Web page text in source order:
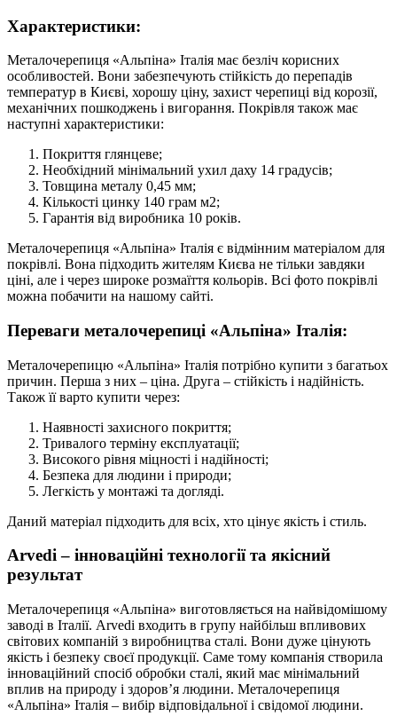
Характеристики:
Металочерепиця «Альпіна» Італія має безліч корисних
особливостей. Вони забезпечують стійкість до перепадів
температур в Києві, хорошу ціну, захист черепиці від корозії,
механічних пошкоджень і вигорання. Покрівля також має
наступні характеристики:
Покриття глянцеве;
Необхідний мінімальний ухил даху 14 градусів;
Товщина металу 0,45 мм;
Кількості цинку 140 грам м2;
Гарантія від виробника 10 років.
Металочерепиця «Альпіна» Італія є відмінним матеріалом для
покрівлі. Вона підходить жителям Києва не тільки завдяки
ціні, але і через широке розмаїття кольорів. Всі фото покрівлі
можна побачити на нашому сайті.
Переваги металочерепиці «Альпіна» Італія:
Металочерепицю «Альпіна» Італія потрібно купити з багатьох
причин. Перша з них – ціна. Друга – стійкість і надійність.
Також її варто купити через:
Наявності захисного покриття;
Тривалого терміну експлуатації;
Високого рівня міцності і надійності;
Безпека для людини і природи;
Легкість у монтажі та догляді.
Даний матеріал підходить для всіх, хто цінує якість і стиль.
Arvedi – інноваційні технології та якісний
результат
Металочерепиця «Альпіна» виготовляється на найвідомішому
заводі в Італії. Arvedi входить в групу найбільш впливових
світових компаній з виробництва сталі. Вони дуже цінують
якість і безпеку своєї продукції. Саме тому компанія створила
інноваційний спосіб обробки сталі, який має мінімальний
вплив на природу і здоров’я людини. Металочерепиця
«Альпіна» Італія – ​​вибір відповідальної і свідомої людини.